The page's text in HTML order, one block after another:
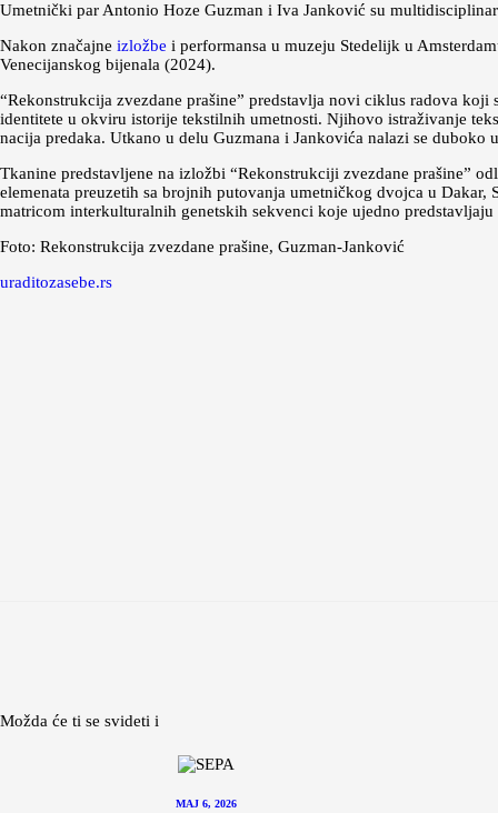
Umetnički par Antonio Hoze Guzman i Iva Janković su
Nakon značajne izložbe i performansa u muzeju Stedelijk u
Venecijanskog bijenala (2024).
“Rekonstrukcija zvezdane prašine” predstavlja novi ciklus radova
identitete u okviru istorije tekstilnih umetnosti. Njihovo istraživanje
nacija predaka. Utkano u delu Guzmana i Jankovića nalazi se
Tkanine predstavljene na izložbi “Rekonstrukciji zvezdane prašine”
elemenata preuzetih sa brojnih putovanja umetničkog dvojca u
matricom interkulturalnih genetskih sekvenci koje ujedno
Foto: Rekonstrukcija zvezdane prašine, Guzman-Janković
uraditozasebe.rs
Možda će ti se svideti i
MAJ 6, 2026